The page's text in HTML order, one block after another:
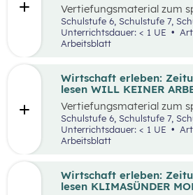
Vertiefungsmaterial zum
aufbereiteten
Arbeit der Zukunft?”.
Schulstufe
Unterrichtsdauer: < 1 UE
Art des Materials:
Arbeitsblatt
Wirtschaft erleben:
lesen WILL KEINER
Vertiefungsmaterial zum
aufbereiteten
arbeiten?”.
Schulstufe
Unterrichtsdauer: < 1 UE
Arbeitsblatt
Wirtschaft erleben:
lesen KLIMASÜNDER